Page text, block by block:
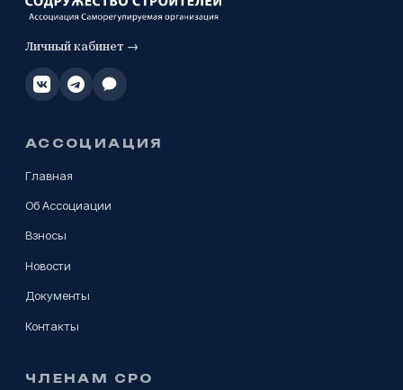
Личный кабинет →
АССОЦИАЦИЯ
Главная
Об Ассоциации
Взносы
Новости
Документы
Контакты
ЧЛЕНАМ СРО